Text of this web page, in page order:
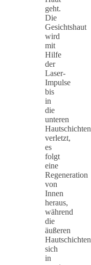
geht.
Die
Gesichtshaut
wird
mit
Hilfe
der
Laser-
Impulse
bis
in
die
unteren
Hautschichten
verletzt,
es
folgt
eine
Regeneration
von
Innen
heraus,
während
die
äußeren
Hautschichten
sich
in